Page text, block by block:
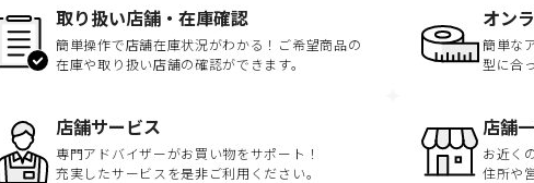
取り扱い店舗・在庫確認
簡単操作で店舗在庫状況がわかる！ご希望商品の
在庫や取り扱い店舗の確認ができます。
オン
簡単な
型に合
店舗サービス
専門アドバイザーがお買い物をサポート！
充実したサービスを是非ご利用ください。
店舗
お近く
住所や